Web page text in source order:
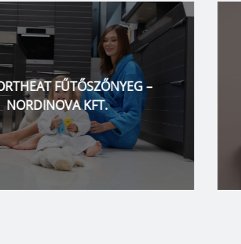
ADAX – NORDINOVA KFT.